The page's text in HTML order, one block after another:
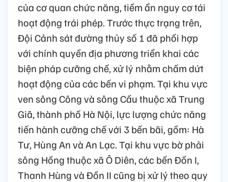
của cơ quan chức năng, tiềm ẩn nguy cơ tái
hoạt động trái phép. Trước thực trạng trên,
Đội Cảnh sát đường thủy số 1 đã phối hợp
với chính quyền địa phương triển khai các
biện pháp cưỡng chế, xử lý nhằm chấm dứt
hoạt động của các bến vi phạm. Tại khu vực
ven sông Công và sông Cầu thuộc xã Trung
Giã, thành phố Hà Nội, lực lượng chức năng
tiến hành cưỡng chế với 3 bến bãi, gồm: Hà
Tư, Hùng An và An Lạc. Tại khu vực bờ phải
sông Hồng thuộc xã Ô Diên, các bến Đồn I,
Thanh Hùng và Đồn II cũng bị xử lý theo quy